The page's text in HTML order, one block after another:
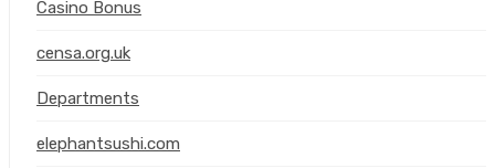
Casino Bonus
censa.org.uk
Departments
elephantsushi.com